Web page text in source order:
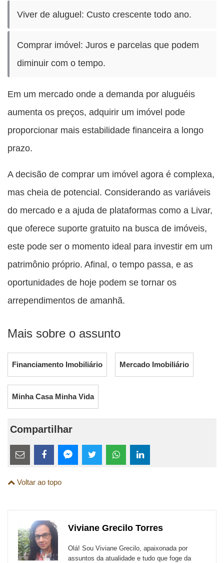
Viver de aluguel: Custo crescente todo ano.
Comprar imóvel: Juros e parcelas que podem
diminuir com o tempo.
Em um mercado onde a demanda por aluguéis
aumenta os preços, adquirir um imóvel pode
proporcionar mais estabilidade financeira a longo
prazo.
A decisão de comprar um imóvel agora é complexa,
mas cheia de potencial. Considerando as variáveis
do mercado e a ajuda de plataformas como a Livar,
que oferece suporte gratuito na busca de imóveis,
este pode ser o momento ideal para investir em um
patrimônio próprio. Afinal, o tempo passa, e as
oportunidades de hoje podem se tornar os
arrependimentos de amanhã.
Mais sobre o assunto
Financiamento Imobiliário Mercado Imobiliário
Minha Casa Minha Vida
Compartilhar
Estes
links
são
sites
externos
esta
Email
esta
FacebookMessenger
TwitterWhatsApp
LinkedIn
Voltar ao topo
Viviane Grecilo Torres
Olá! Sou Viviane Grecilo, apaixonada por
assuntos da atualidade e tudo que foge da